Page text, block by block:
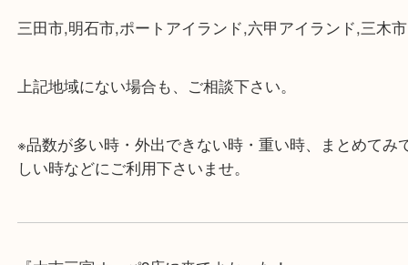
・飲食店、大型本屋、占い、有名ショップがあるシ
み下さい。
けます。